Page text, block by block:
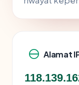
Alamat